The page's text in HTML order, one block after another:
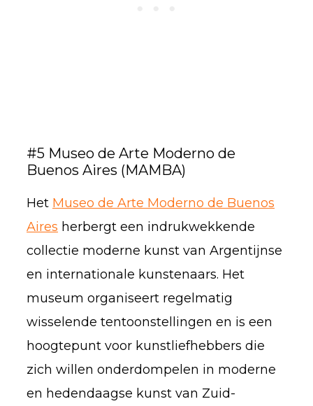
#5 Museo de Arte Moderno de
Buenos Aires (MAMBA)
Het Museo de Arte Moderno de Buenos
Aires herbergt een indrukwekkende
collectie moderne kunst van Argentijnse
en internationale kunstenaars. Het
museum organiseert regelmatig
wisselende tentoonstellingen en is een
hoogtepunt voor kunstliefhebbers die
zich willen onderdompelen in moderne
en hedendaagse kunst van Zuid-